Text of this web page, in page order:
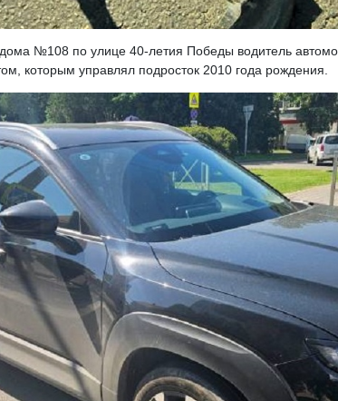
№108 по улице 40-летия Победы водитель
которым управлял подросток 2010 года рождения.